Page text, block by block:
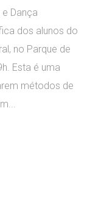
Dança
dos alunos do
no Parque de
Esta é uma
métodos de